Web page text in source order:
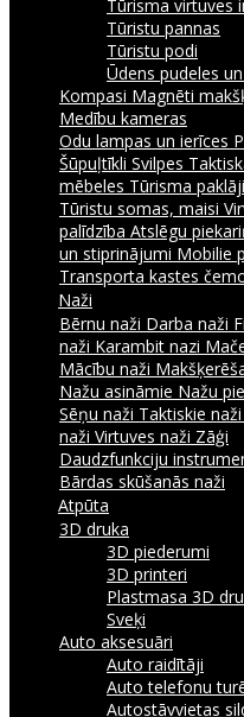
Tūrisma virtuves
Tūristu pannas
Tūristu podi
Ūdens pudeles
Kompasi Magnēti
Medību kameras
Odu lampas un ierīces
Šūpuļtīkli Svilpes
mēbeles Tūrisma paklāji
Tūristu somas, maisi
palīdzība Atslēgu
un stiprinājumi Mobilie
Transporta kastes
Naži
Bērnu naži Darba naži
naži Karambit nazi
Mācību naži
Nažu asināmie Nažu
Sēņu naži Taktiskie naži
naži Virtuves naži Zāģi
Daudzfunkciju
Bārdas skūšanās naži
Atpūta
3D druka
3D piederumi
3D printeri
Plastmasa 3D
Sveķi
Auto aksesuāri
Auto raidītāji
Auto telefonu
Autostāvvietas